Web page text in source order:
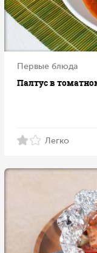
Первые блюда
Палтус в
Легко